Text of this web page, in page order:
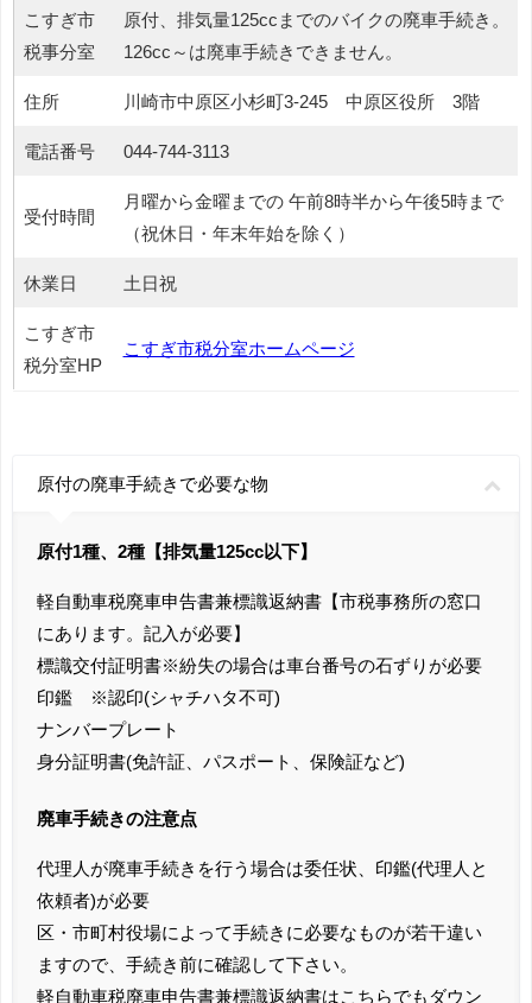
こすぎ市
税事分室
原付、排気量125ccまでのバイクの廃車手続き。
126cc～は廃車手続きできません。
住所 川崎市中原区小杉町3‐245 中原区役所 3階
電話番号 044-744-3113
受付時間
月曜から金曜までの 午前8時半から午後5時まで
（祝休日・年末年始を除く）
休業日 土日祝
こすぎ市
税分室HP
こすぎ市税分室ホームページ
原付の廃車手続きで必要な物
原付1種、2種【排気量125cc以下】
軽自動車税廃車申告書兼標識返納書【市税事務所の窓口
にあります。記入が必要】
標識交付証明書※紛失の場合は車台番号の石ずりが必要
印鑑 ※認印(シャチハタ不可)
ナンバープレート
身分証明書(免許証、パスポート、保険証など)
廃車手続きの注意点
代理人が廃車手続きを行う場合は委任状、印鑑(代理人と
依頼者)が必要
区・市町村役場によって手続きに必要なものが若干違い
ますので、手続き前に確認して下さい。
軽自動車税廃車申告書兼標識返納書はこちらでもダウン